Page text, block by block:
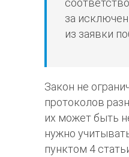
за
из заявки
Закон не
протоколов
их может быть
нужно
пунктом 4